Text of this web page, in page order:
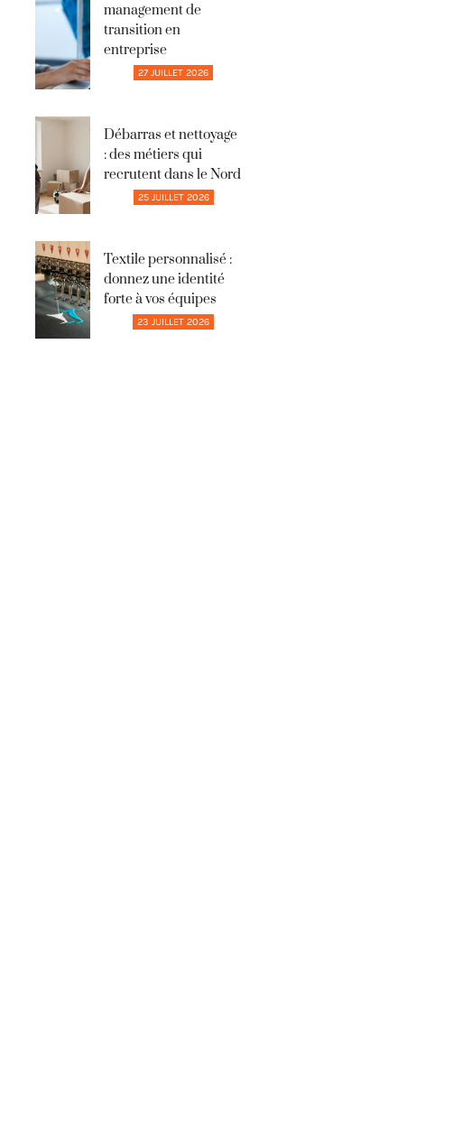
management de
transition en
entreprise
27 JUILLET 2026
Débarras et nettoyage
: des métiers qui
recrutent dans le Nord
25 JUILLET 2026
Textile personnalisé :
donnez une identité
forte à vos équipes
23 JUILLET 2026